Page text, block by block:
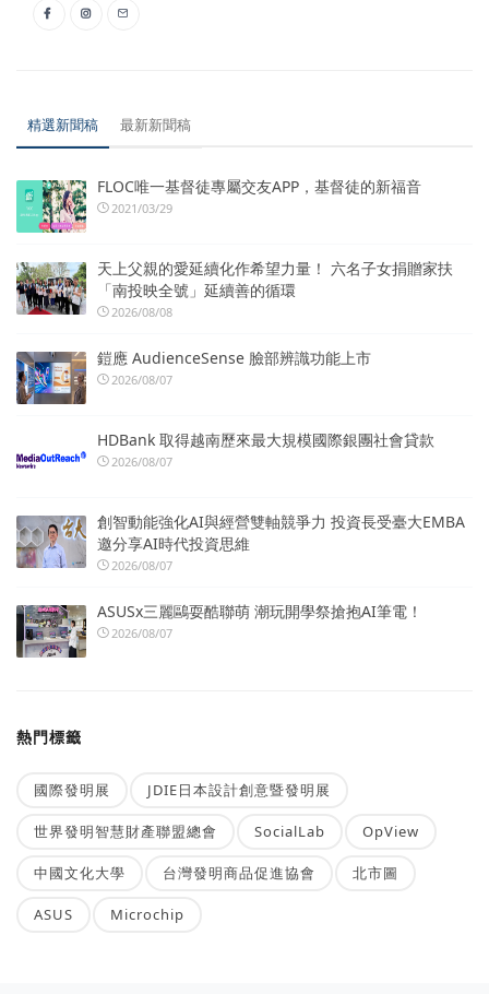
精選新聞稿 最新新聞稿
FLOC唯一基督徒專屬交友APP，基督徒的新福音
2021/03/29
天上父親的愛延續化作希望力量！ 六名子女捐贈家扶
「南投映全號」延續善的循環
2026/08/08
鎧應 AudienceSense 臉部辨識功能上市
2026/08/07
HDBank 取得越南歷來最大規模國際銀團社會貸款
2026/08/07
創智動能強化AI與經營雙軸競爭力 投資長受臺大EMBA
邀分享AI時代投資思維
2026/08/07
ASUSx三麗鷗耍酷聯萌 潮玩開學祭搶抱AI筆電！
2026/08/07
熱門標籤
國際發明展 JDIE日本設計創意暨發明展
世界發明智慧財產聯盟總會 SocialLab OpView
中國文化大學 台灣發明商品促進協會 北市圖
ASUS Microchip